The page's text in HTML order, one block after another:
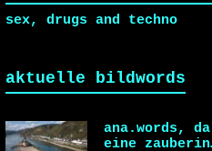
sex, drugs and techno
aktuelle bildwords
ana.words,
eine